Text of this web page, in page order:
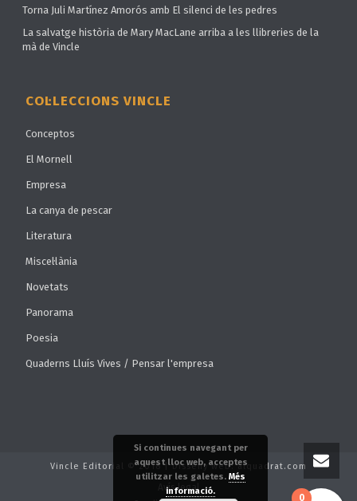
Torna Juli Martínez Amorós amb El silenci de les pedres
La salvatge història de Mary MacLane arriba a les llibreries de la
mà de Vincle
COL·LECCIONS VINCLE
Conceptos
El Mornell
Empresa
La canya de pescar
Literatura
Miscel·lània
Novetats
Panorama
Poesia
Quaderns Lluís Vives / Pensar l'empresa
Vincle Editorial © 2018 | Disseny web: alquadrat.com
Avís legal
0
Si continues navegant per
aquest lloc web, acceptes
utilitzar les galetes. Més
informació.